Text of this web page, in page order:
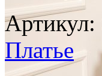
Артикул:
Платье